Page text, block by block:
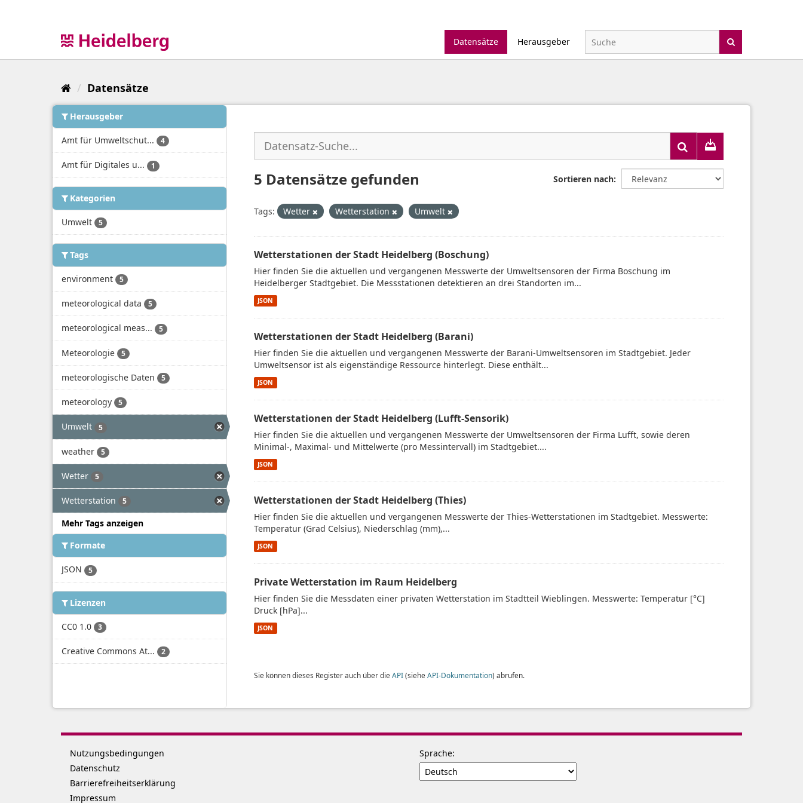
Datensätze
Herausgeber
Datensätze
Herausgeber
Amt für Umweltschut... 4
Amt für Digitales u... 1
Kategorien
Umwelt 5
Tags
environment 5
meteorological data 5
meteorological meas... 5
Meteorologie 5
meteorologische Daten 5
meteorology 5
Umwelt 5
weather 5
Wetter 5
Wetterstation 5
Mehr Tags anzeigen
Formate
JSON 5
Lizenzen
CC0 1.0 3
Creative Commons At... 2
Sortieren nach
5 Datensätze gefunden
Tags: Wetter Wetterstation Umwelt
Wetterstationen der Stadt Heidelberg (Boschung)
Hier finden Sie die aktuellen und vergangenen Messwerte der Umweltsensoren der Firma Boschung im
Heidelberger Stadtgebiet. Die Messstationen detektieren an drei Standorten im...
JSON
Wetterstationen der Stadt Heidelberg (Barani)
Hier finden Sie die aktuellen und vergangenen Messwerte der Barani-Umweltsensoren im Stadtgebiet. Jeder
Umweltsensor ist als eigenständige Ressource hinterlegt. Diese enthält...
JSON
Wetterstationen der Stadt Heidelberg (Lufft-Sensorik)
Hier finden Sie die aktuellen und vergangenen Messwerte der Umweltsensoren der Firma Lufft, sowie deren
Minimal-, Maximal- und Mittelwerte (pro Messintervall) im Stadtgebiet....
JSON
Wetterstationen der Stadt Heidelberg (Thies)
Hier finden Sie die aktuellen und vergangenen Messwerte der Thies-Wetterstationen im Stadtgebiet. Messwerte:
Temperatur (Grad Celsius), Niederschlag (mm),...
JSON
Private Wetterstation im Raum Heidelberg
Hier finden Sie die Messdaten einer privaten Wetterstation im Stadtteil Wieblingen. Messwerte: Temperatur [°C]
Druck [hPa]...
JSON
Sie können dieses Register auch über die API(siehe API-Dokumentation) abrufen.
Nutzungsbedingungen
Datenschutz
Barrierefreiheitserklärung
Impressum
Sprache